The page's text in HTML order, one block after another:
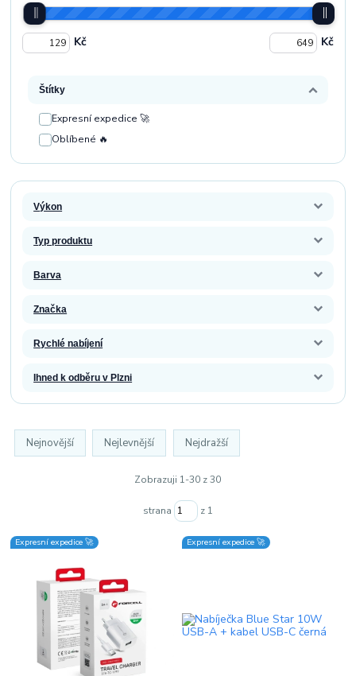
Kč Kč
Štítky
Expresní expedice 🚀
Oblíbené 🔥
Výkon
Typ produktu
Barva
Značka
Rychlé nabíjení
Ihned k odběru v Plzni
Nejnovější Nejlevnější Nejdražší
Zobrazuji 1-30 z 30
strana z 1
Expresní expedice 🚀 Expresní expedice 🚀